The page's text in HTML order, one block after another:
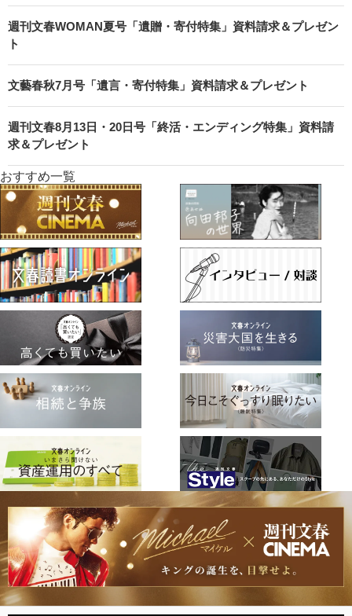
週刊文春WOMAN夏号「遺贈・寄付特集」資料請求＆プレゼン
ト
文藝春秋7月号「遺言・寄付特集」資料請求＆プレゼント
週刊文春8月13日・20日号「終活・エンディング特集」資料請
求＆プレゼント
おすすめ一覧